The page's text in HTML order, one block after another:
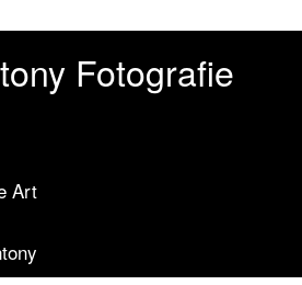
Fotografie
Art